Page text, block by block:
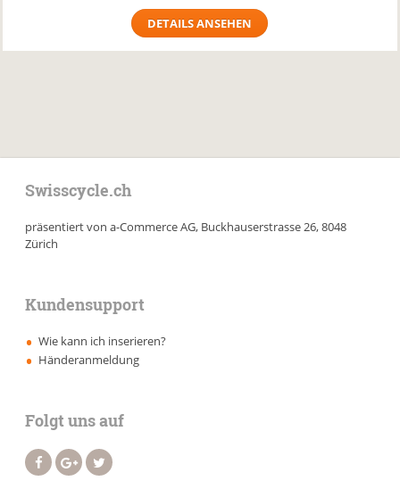
DETAILS ANSEHEN
Swisscycle.ch
präsentiert von a-Commerce AG, Buckhauserstrasse 26, 8048
Zürich
Kundensupport
Wie kann ich inserieren?
Händeranmeldung
Folgt uns auf